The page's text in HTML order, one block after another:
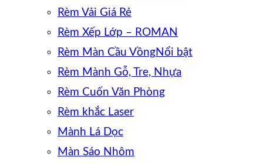
Rèm Vải Giá Rẻ
Rèm Xếp Lớp – ROMAN
Rèm Màn Cầu Vồng
Rèm Mành Gỗ, Tre, Nhựa
Rèm Cuốn Văn Phòng
Rèm khắc Laser
Mành Lá Dọc
Màn Sáo Nhôm